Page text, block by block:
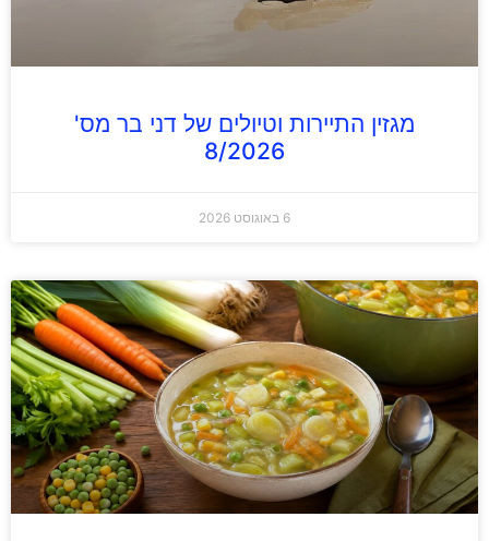
מגזין התיירות וטיולים של דני בר מס'
8/2026
6 באוגוסט 2026